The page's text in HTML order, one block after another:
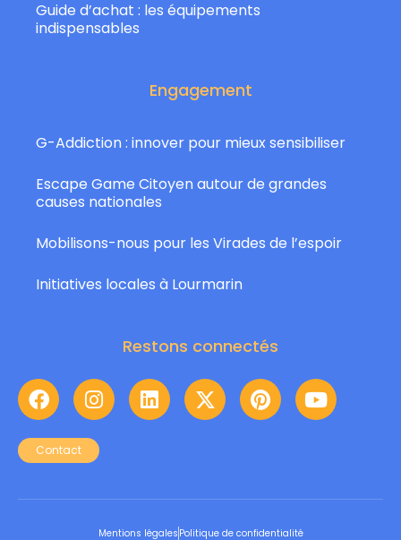
Guide d’achat : les équipements
indispensables
Engagement
G-Addiction : innover pour mieux sensibiliser
Escape Game Citoyen autour de grandes
causes nationales
Mobilisons-nous pour les Virades de l’espoir
Initiatives locales à Lourmarin
Restons connectés
Contact
Mentions légales Politique de confidentialité